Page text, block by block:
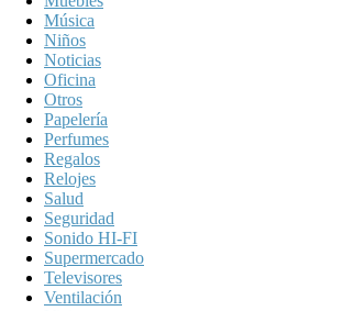
Música
Niños
Noticias
Oficina
Otros
Papelería
Perfumes
Regalos
Relojes
Salud
Seguridad
Sonido HI-FI
Supermercado
Televisores
Ventilación